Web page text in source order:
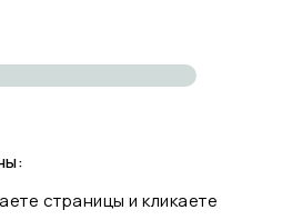
страницы и кликаете